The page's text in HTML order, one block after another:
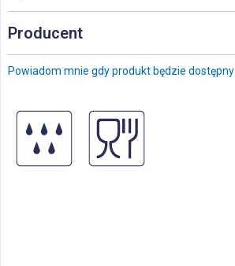
Powiadom mnie gdy produkt będzie dostępny
Producent